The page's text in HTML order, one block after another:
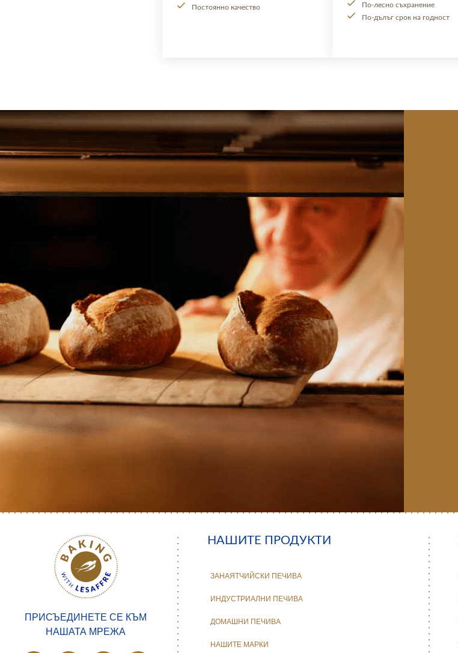
Постоянно качество
По-лесно съхранение
По-дълъг срок на годност
ПРИСЪЕДИНЕТЕ СЕ КЪМ
НАШАТА МРЕЖА
НАШИТЕ ПРОДУКТИ
ЗАНАЯТЧИЙСКИ ПЕЧИВА
ИНДУСТРИАЛНИ ПЕЧИВА
ДОМАШНИ ПЕЧИВА
НАШИТЕ МАРКИ